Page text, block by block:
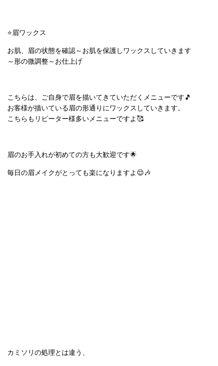
⭐眉ワックス
お肌、眉の状態を確認～お肌を保護しワックスしていきます
～形の微調整～お仕上げ
こちらは、ご自身で眉を描いてきていただくメニューです🎵
お客様が描いている眉の形通りにワックスしていきます。
こちらもリピーター様多いメニューですよ🥰
眉のお手入れが初めての方も大歓迎です🌟
毎日の眉メイクがとっても楽になりますよ😌🎶
カミソリの処理とは違う、